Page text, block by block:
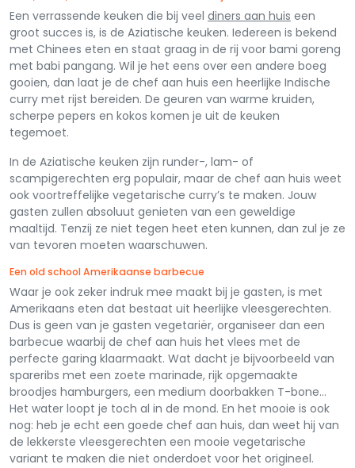
Een verrassende keuken die bij veel diners aan huis een
groot succes is, is de Aziatische keuken. Iedereen is bekend
met Chinees eten en staat graag in de rij voor bami goreng
met babi pangang. Wil je het eens over een andere boeg
gooien, dan laat je de chef aan huis een heerlijke Indische
curry met rijst bereiden. De geuren van warme kruiden,
scherpe pepers en kokos komen je uit de keuken
tegemoet.
In de Aziatische keuken zijn runder-, lam- of
scampigerechten erg populair, maar de chef aan huis weet
ook voortreffelijke vegetarische curry’s te maken. Jouw
gasten zullen absoluut genieten van een geweldige
maaltijd. Tenzij ze niet tegen heet eten kunnen, dan zul je ze
van tevoren moeten waarschuwen.
Een old school Amerikaanse barbecue
Waar je ook zeker indruk mee maakt bij je gasten, is met
Amerikaans eten dat bestaat uit heerlijke vleesgerechten.
Dus is geen van je gasten vegetariër, organiseer dan een
barbecue waarbij de chef aan huis het vlees met de
perfecte garing klaarmaakt. Wat dacht je bijvoorbeeld van
spareribs met een zoete marinade, rijk opgemaakte
broodjes hamburgers, een medium doorbakken T-bone…
Het water loopt je toch al in de mond. En het mooie is ook
nog: heb je echt een goede chef aan huis, dan weet hij van
de lekkerste vleesgerechten een mooie vegetarische
variant te maken die niet onderdoet voor het origineel.